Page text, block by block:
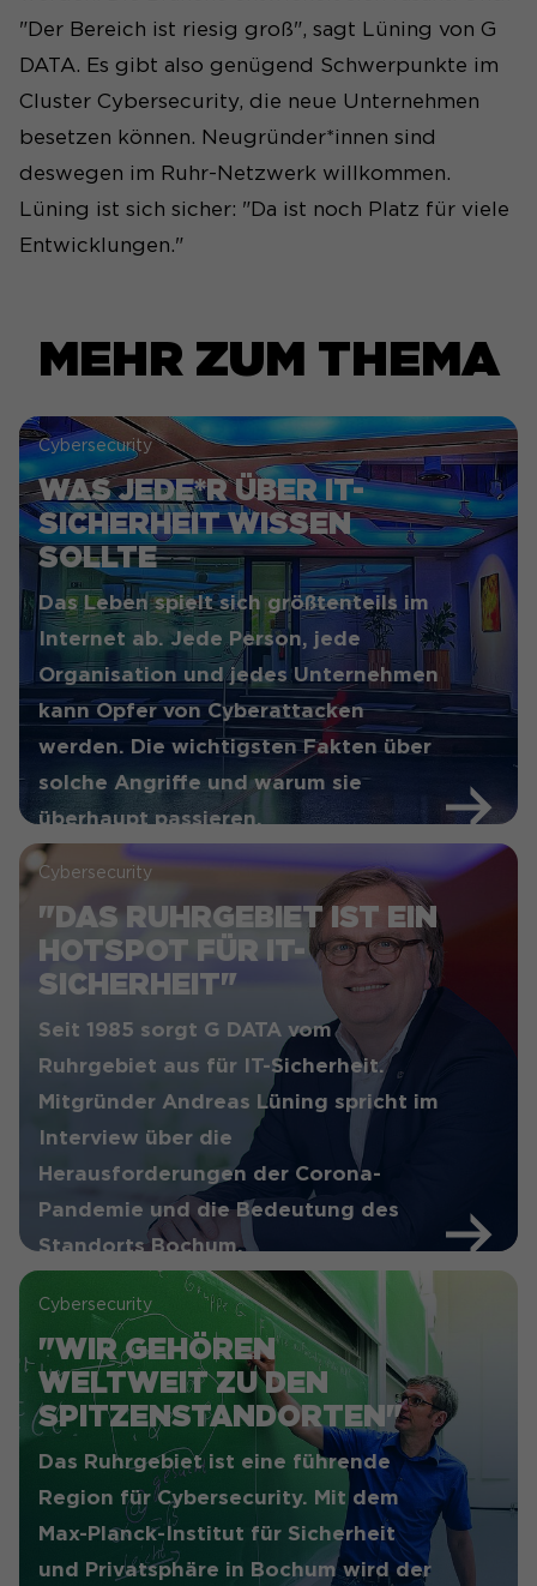
"Der Bereich ist riesig groß", sagt Lüning von G
DATA. Es gibt also genügend Schwerpunkte im
Cluster Cybersecurity, die neue Unternehmen
besetzen können. Neugründer*innen sind
deswegen im Ruhr-Netzwerk willkommen.
Lüning ist sich sicher: "Da ist noch Platz für viele
Entwicklungen."
MEHR ZUM THEMA
Cybersecurity
WAS JEDE*R ÜBER IT-
SICHERHEIT WISSEN
SOLLTE
Das Leben spielt sich größtenteils im
Internet ab. Jede Person, jede
Organisation und jedes Unternehmen
kann Opfer von Cyberattacken
werden. Die wichtigsten Fakten über
solche Angriffe und warum sie
überhaupt passieren.
Cybersecurity
"DAS RUHRGEBIET IST EIN
HOTSPOT FÜR IT-
SICHERHEIT"
Seit 1985 sorgt G DATA vom
Ruhrgebiet aus für IT-Sicherheit.
Mitgründer Andreas Lüning spricht im
Interview über die
Herausforderungen der Corona-
Pandemie und die Bedeutung des
Standorts Bochum.
Cybersecurity
"WIR GEHÖREN
WELTWEIT ZU DEN
SPITZENSTANDORTEN"
Das Ruhrgebiet ist eine führende
Region für Cybersecurity. Mit dem
Max-Planck-Institut für Sicherheit
und Privatsphäre in Bochum wird der